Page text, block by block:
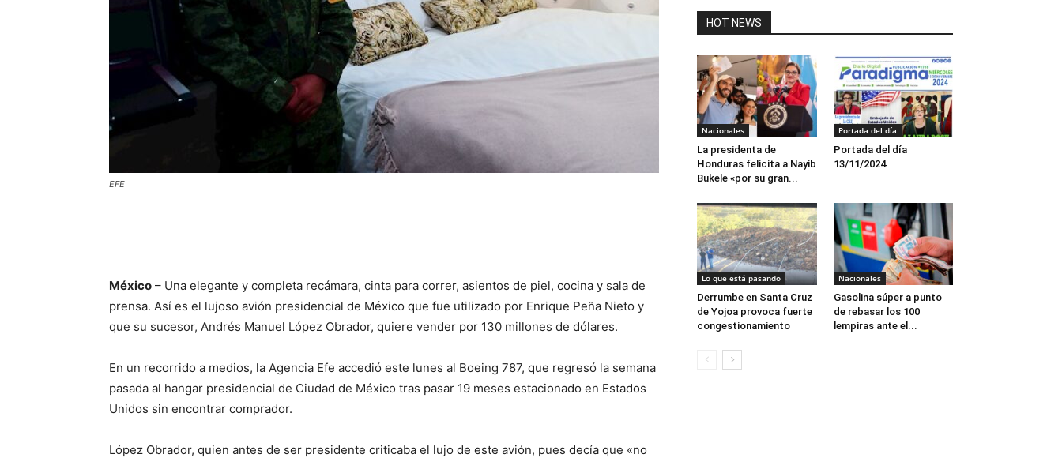
EFE
México – Una elegante y completa recámara, cinta para correr, asientos de piel, cocina y sala de
prensa. Así es el lujoso avión presidencial de México que fue utilizado por Enrique Peña Nieto y
que su sucesor, Andrés Manuel López Obrador, quiere vender por 130 millones de dólares.
En un recorrido a medios, la Agencia Efe accedió este lunes al Boeing 787, que regresó la semana
pasada al hangar presidencial de Ciudad de México tras pasar 19 meses estacionado en Estados
Unidos sin encontrar comprador.
López Obrador, quien antes de ser presidente criticaba el lujo de este avión, pues decía que «no
HOT NEWS
Nacionales
La presidenta de
Honduras felicita a Nayib
Bukele «por su gran...
Portada del día
Portada del día
13/11/2024
Lo que está pasando
Derrumbe en Santa Cruz
de Yojoa provoca fuerte
congestionamiento
Nacionales
Gasolina súper a punto
de rebasar los 100
lempiras ante el...